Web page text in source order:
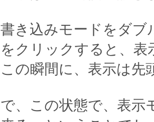
書き込みモードをダブ
をクリックすると、
この瞬間に、表示は先
で、この状態で、表示